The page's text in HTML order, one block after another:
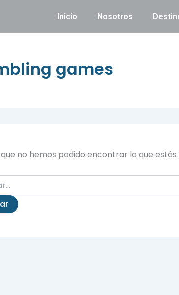
Inicio Nosotros
games
no hemos podido encontrar lo que